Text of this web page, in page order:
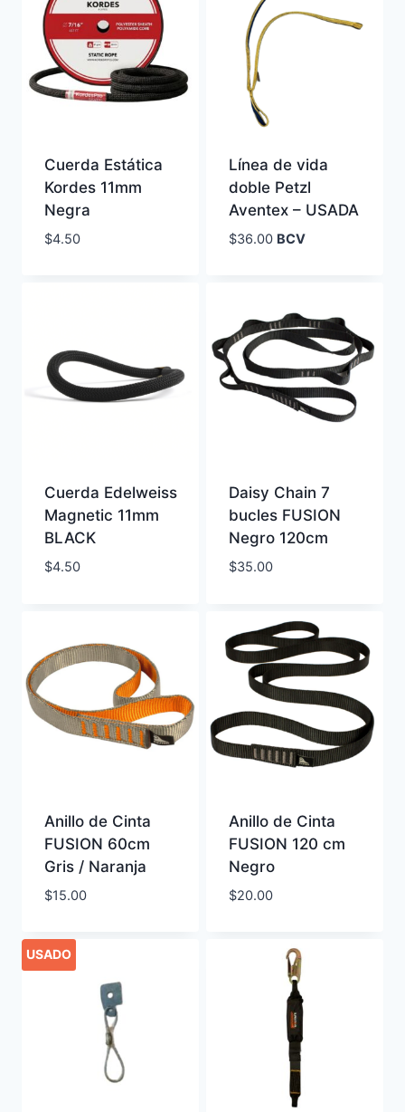
Cuerda Estática
Kordes 11mm
Negra
$4.50
Línea de vida
doble Petzl
Aventex – USADA
$36.00 BCV
Cuerda Edelweiss
Magnetic 11mm
BLACK
$4.50
Daisy Chain 7
bucles FUSION
Negro 120cm
$35.00
Anillo de Cinta
FUSION 60cm
Gris / Naranja
$15.00
Anillo de Cinta
FUSION 120 cm
Negro
$20.00
USADO